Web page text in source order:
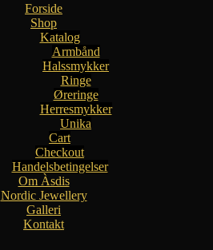
Forside
Shop
Katalog
Armbånd
Halssmykker
Ringe
Øreringe
Herresmykker
Unika
Cart
Checkout
Handelsbetingelser
Om Àsdis
Nordic Jewellery
Galleri
Kontakt